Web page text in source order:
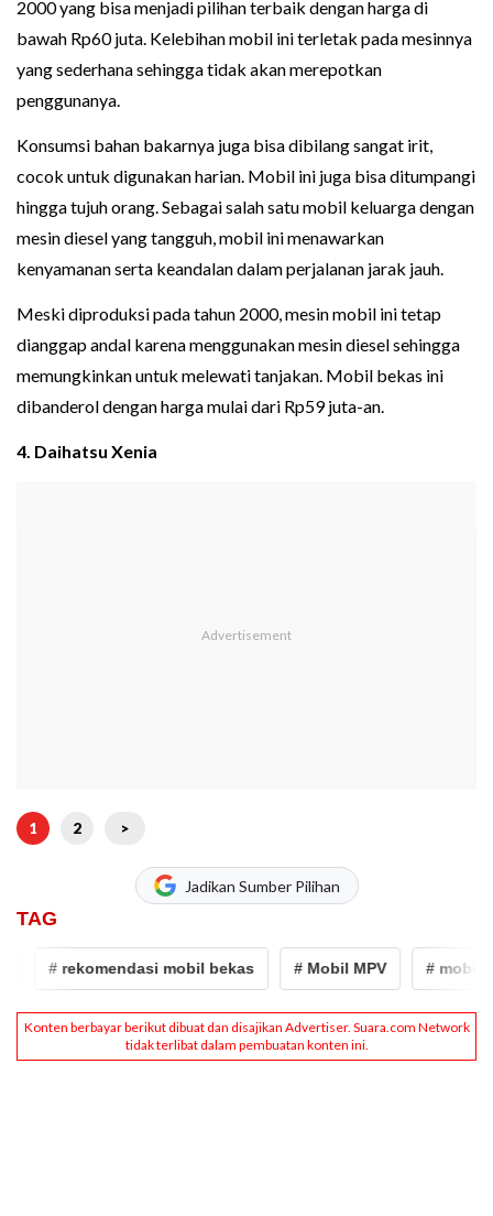
2000 yang bisa menjadi pilihan terbaik dengan harga di
bawah Rp60 juta. Kelebihan mobil ini terletak pada mesinnya
yang sederhana sehingga tidak akan merepotkan
penggunanya.
Konsumsi bahan bakarnya juga bisa dibilang sangat irit,
cocok untuk digunakan harian. Mobil ini juga bisa ditumpangi
hingga tujuh orang. Sebagai salah satu mobil keluarga dengan
mesin diesel yang tangguh, mobil ini menawarkan
kenyamanan serta keandalan dalam perjalanan jarak jauh.
Meski diproduksi pada tahun 2000, mesin mobil ini tetap
dianggap andal karena menggunakan mesin diesel sehingga
memungkinkan untuk melewati tanjakan. Mobil bekas ini
dibanderol dengan harga mulai dari Rp59 juta-an.
4. Daihatsu Xenia
1 2 >
Jadikan Sumber Pilihan
TAG
# rekomendasi mobil bekas # Mobil MPV # mobil